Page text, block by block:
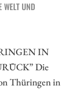
WELT UND
IN
Die
Thüringen in